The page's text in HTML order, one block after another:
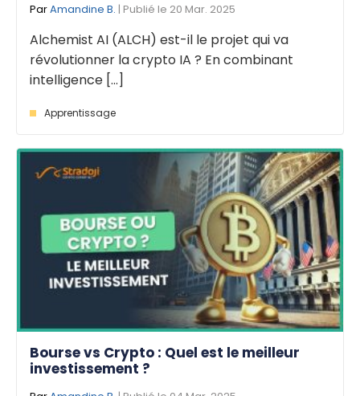
ParAmandine B. | Publié le 20 Mar. 2025
Alchemist AI (ALCH) est-il le projet qui va
révolutionner la crypto IA ? En combinant
intelligence [...]
Apprentissage
Bourse vs Crypto : Quel est le meilleur
investissement ?